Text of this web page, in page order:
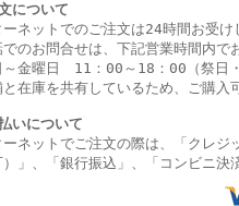
について
ネットでのご注文は24時間お受け
のお問合せは、下記営業時間内で
～金曜日 11：00～18：00（祭
と在庫を共有しているため、ご購
いについて
ーネットでご注文の際は、「クレ
」、
「銀行振込」、 「コンビニ決